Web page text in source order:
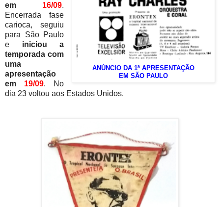
ANÚNCIO DA 1ª APRESENTAÇÃO
EM SÃO PAULO
em 16/09.
Encerrada fase
carioca, seguiu
para São Paulo
e iniciou a
temporada com
uma
apresentação
em 19/09. No
dia 23 voltou aos Estados Unidos.